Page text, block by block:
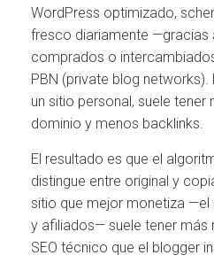
WordPress optimizado,
fresco diariamente —gracias
comprados o
PBN (private blog networks).
un sitio personal, suele tener
dominio y menos backlinks.
El resultado es que el
distingue entre original y
sitio que mejor monetiza
y afiliados— suele tener más
SEO técnico que el blogger